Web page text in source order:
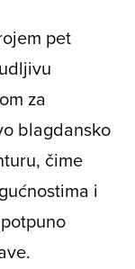
pet
za
blagdansko
čime
i